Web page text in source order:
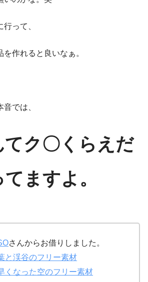
って、
作れると良いなぁ。
では、
てク〇くらえだ
ますよ。
さんからお借りしました。
と渓谷のフリー素材
くなった空のフリー素材